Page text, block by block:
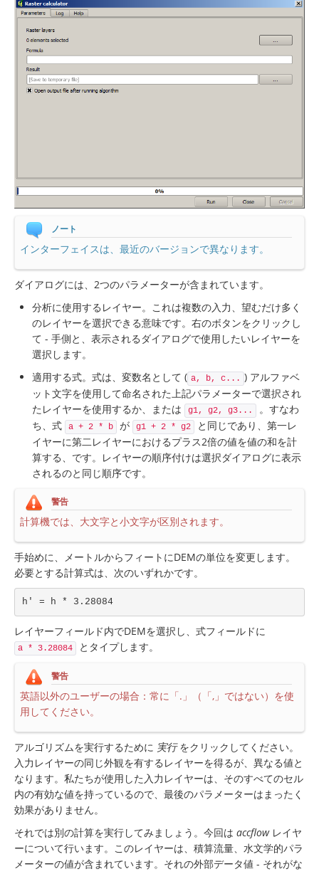
ノート
インターフェイスは、最近のバージョンで異なります。
ダイアログには、2つのパラメーターが含まれています。
分析に使用するレイヤー。これは複数の入力、望むだけ多く
のレイヤーを選択できる意味です。右のボタンをクリックし
て - 手側と、表示されるダイアログで使用したいレイヤーを
選択します。
適用する式。式は、変数名として ( a, b, c... ) アルファベ
ット文字を使用して命名された上記パラメーターで選択され
たレイヤーを使用するか、または
g1, g2, g3...
。すなわ
ち、式
a + 2 * b が g1 + 2 * g2
と同じであり、第一レ
イヤーに第二レイヤーにおけるプラス2倍の値を値の和を計
算する、です。レイヤーの順序付けは選択ダイアログに表示
されるのと同じ順序です。
警告
計算機では、大文字と小文字が区別されます。
手始めに、メートルからフィートにDEMの単位を変更します。
必要とする計算式は、次のいずれかです。
h' = h * 3.28084
レイヤーフィールド内でDEMを選択し、式フィールドに
a * 3.28084 とタイプします。
警告
英語以外のユーザーの場合：常に「.」（「,」ではない）を使
用してください。
アルゴリズムを実行するために 実行をクリックしてください。
入力レイヤーの同じ外観を有するレイヤーを得るが、異なる値と
なります。私たちが使用した入力レイヤーは、そのすべてのセル
内の有効な値を持っているので、最後のパラメーターはまったく
効果がありません。
それでは別の計算を実行してみましょう。今回は accflowレイヤ
ーについて行います。このレイヤーは、積算流量、水文学的パラ
メーターの値が含まれています。それの外部データ値 - それがな